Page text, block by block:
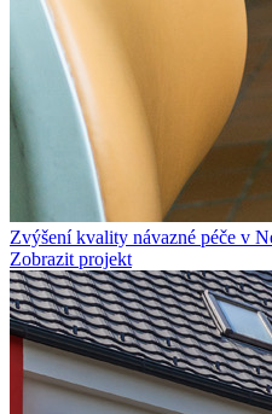
Zvýšení kvality návazné péče v
Zobrazit projekt